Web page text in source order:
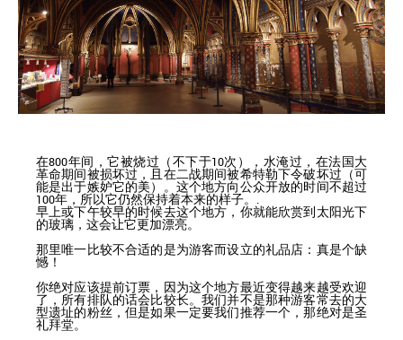
在800年间，它被烧过（不下于10次），水淹过，在法国大
革命期间被损坏过，且在二战期间被希特勒下令破坏过（可
能是出于嫉妒它的美）。这个地方向公众开放的时间不超过
100年，所以它仍然保持着本来的样子。.
早上或下午较早的时候去这个地方，你就能欣赏到太阳光下
的玻璃，这会让它更加漂亮。
那里唯一比较不合适的是为游客而设立的礼品店：真是个缺
憾！
你绝对应该提前订票，因为这个地方最近变得越来越受欢迎
了，所有排队的话会比较长。我们并不是那种游客常去的大
型遗址的粉丝，但是如果一定要我们推荐一个，那绝对是圣
礼拜堂。